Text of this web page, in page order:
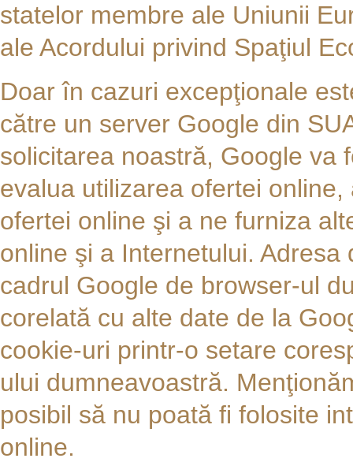
statelor membre ale Uniunii
ale Acordului privind Spaţiul
Doar în cazuri excepţionale
către un server Google din
solicitarea noastră, Google va
evalua utilizarea ofertei
ofertei online şi a ne furniza
online şi a Internetului.
cadrul Google de browser-ul
corelată cu alte date de la
cookie-uri printr-o setare
ului dumneavoastră.
posibil să nu poată fi folosite
online.